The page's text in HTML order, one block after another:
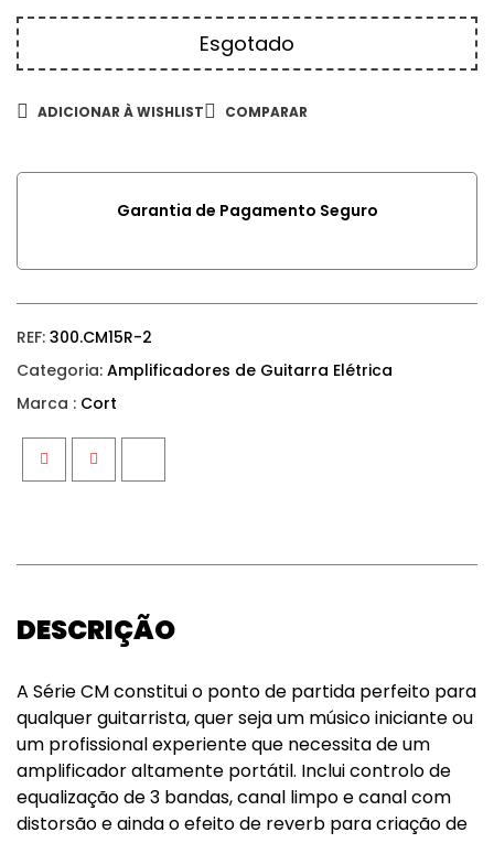
Esgotado
ADICIONAR À WISHLIST COMPARAR
Garantia de Pagamento Seguro
REF: 300.CM15R-2
Categoria: Amplificadores de Guitarra Elétrica
Marca : Cort
FacebookTwitterGoogle+
DESCRIÇÃO
A Série CM constitui o ponto de partida perfeito para
qualquer guitarrista, quer seja um músico iniciante ou
um profissional experiente que necessita de um
amplificador altamente portátil. Inclui controlo de
equalização de 3 bandas, canal limpo e canal com
distorsão e ainda o efeito de reverb para criação de